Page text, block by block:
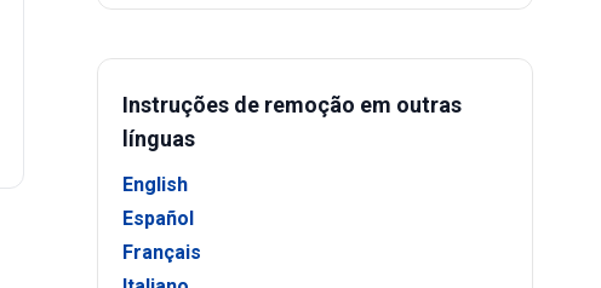
Instruções de remoção em outras
línguas
English
Español
Français